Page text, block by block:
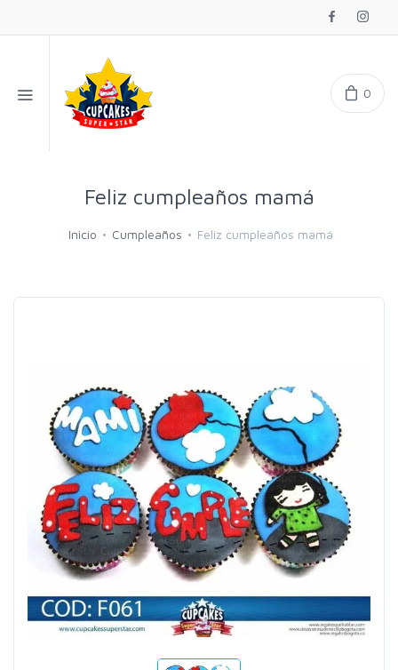
0
Feliz cumpleaños mamá
Inicio Cumpleaños Feliz cumpleaños mamá